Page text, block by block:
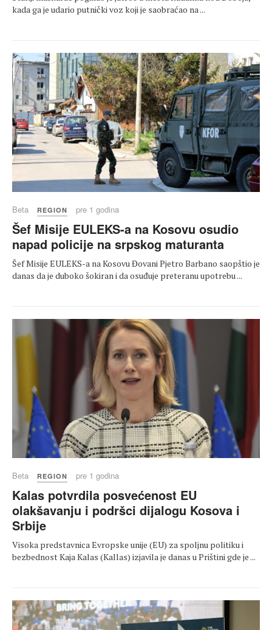
kada ga je udario putnički voz koji je saobraćao na ...
Beta REGION pre 1 godina
Šef Misije EULEKS-a na Kosovu osudio
napad policije na srpskog maturanta
Šef Misije EULEKS-a na Kosovu Đovani Pjetro Barbano saopštio je
danas da je duboko šokiran i da osuđuje preteranu upotrebu ...
Beta REGION pre 1 godina
Kalas potvrdila posvećenost EU
olakšavanju i podršci dijalogu Kosova i
Srbije
Visoka predstavnica Evropske unije (EU) za spoljnu politiku i
bezbednost Kaja Kalas (Kallas) izjavila je danas u Prištini gde je ...